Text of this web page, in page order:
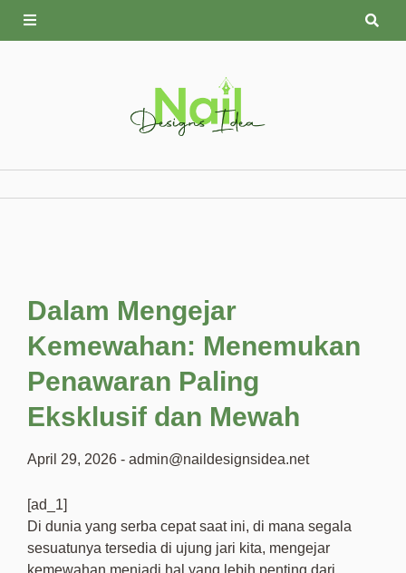
Dalam Mengejar
Kemewahan: Menemukan
Penawaran Paling
Eksklusif dan Mewah
April 29, 2026 - admin@naildesignsidea.net
[ad_1]
Di dunia yang serba cepat saat ini, di mana segala
sesuatunya tersedia di ujung jari kita, mengejar